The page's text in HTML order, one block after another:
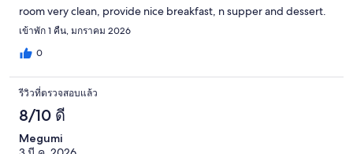
room very clean, provide nice breakfast, n supper and dessert.
เข้าพัก 1 คืน, มกราคม 2026
0
รีวิวที่ตรวจสอบแล้ว
8/10 ดี
Megumi